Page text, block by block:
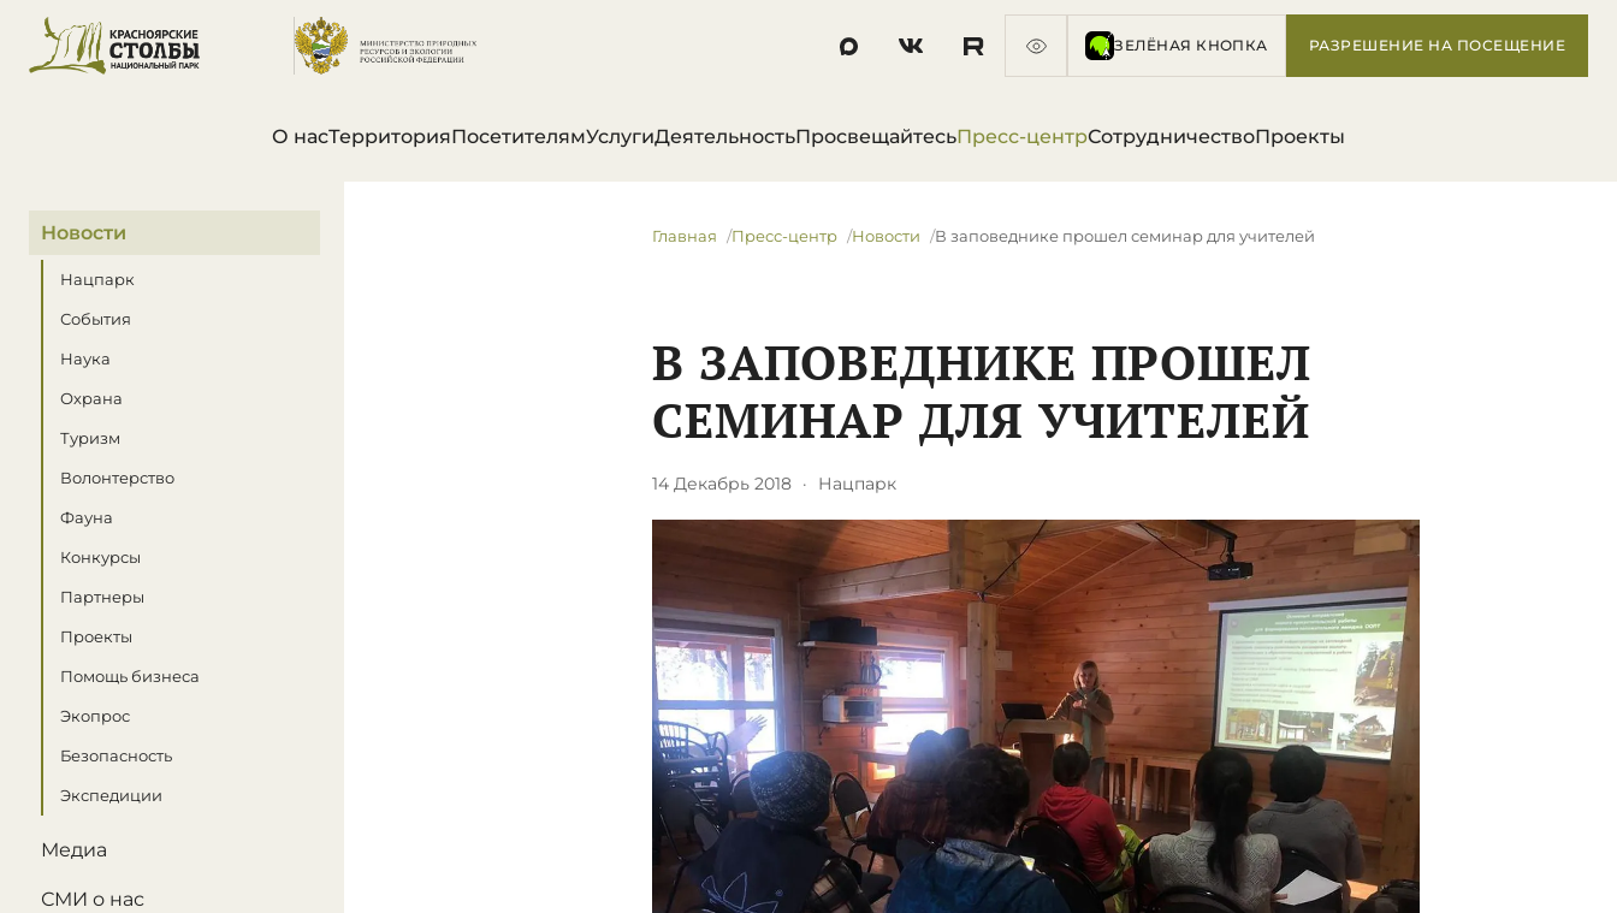
ЗЕЛЁНАЯ КНОПКА РАЗРЕШЕНИЕ НА ПОСЕЩЕНИЕ
О насТерриторияПосетителямУслугиДеятельностьПросвещайтесьПресс-центрСотрудничествоПроекты
В этом разделе
Новости
Нацпарк
События
Наука
Охрана
Туризм
Волонтерство
Фауна
Конкурсы
Партнеры
Проекты
Помощь бизнеса
Экопрос
Безопасность
Экспедиции
Медиа
СМИ о нас
Главная Пресс-центр Новости В заповеднике прошел семинар для учителей
В ЗАПОВЕДНИКЕ ПРОШЕЛ
СЕМИНАР ДЛЯ УЧИТЕЛЕЙ
14 Декабрь 2018 · Нацпарк